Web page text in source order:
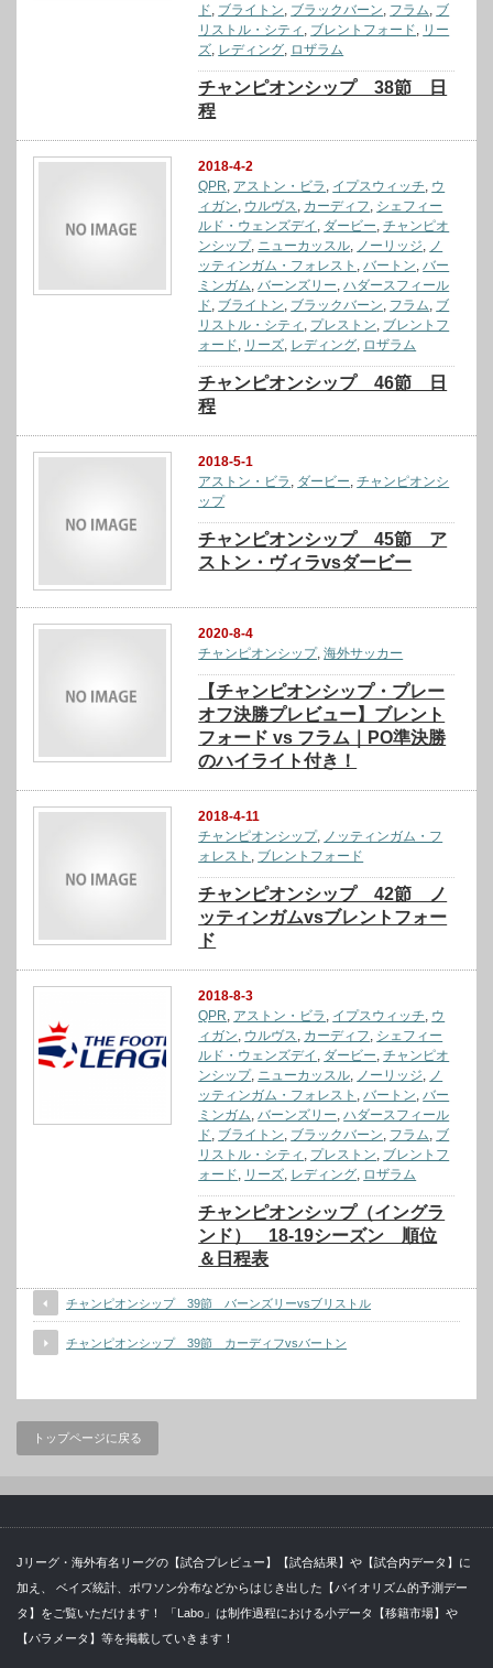
ド ブライトン ブラックバーン フラム ブ
リストル・シティ
ブレントフォード
リー
ズ レディング ロザラム
チャンピオンシップ 38節 日
程
2018-4-2
QPR アストン・ビラ イプスウィッチ ウ
ィガン ウルヴス カーディフ シェフィー
ルド・ウェンズデイ
ダービー ,チャンピオ
ンシップ, ニューカッスル ノーリッジ
ノ
ッティンガム・フォレスト
バートン バー
ミンガム バーンズリー ,ハダースフィール
ド ブライトン ブラックバーン フラム ブ
リストル・シティ
プレストン ブレントフ
ォード
リーズ レディング ロザラム
チャンピオンシップ 46節 日
程
2018-5-1
アストン・ビラ
ダービー ,チャンピオンシ
ップ
チャンピオンシップ 45節 ア
ストン・ヴィラvsダービー
2020-8-4
チャンピオンシップ,海外サッカー
【チャンピオンシップ・プレー
オフ決勝プレビュー】ブレント
フォード vs フラム｜PO準決勝
のハイライト付き！
2018-4-11
チャンピオンシップ, ノッティンガム・フ
ォレスト , ブレントフォード
チャンピオンシップ 42節 ノ
ッティンガムvsブレントフォー
ド
2018-8-3
QPR, アストン・ビラ , イプスウィッチ, ウ
ィガン, ウルヴス, カーディフ, シェフィー
ルド・ウェンズデイ , ダービー,チャンピオ
ンシップ, ニューカッスル, ノーリッジ, ノ
ッティンガム・フォレスト ,バートン,バー
ミンガム,バーンズリー,ハダースフィール
ド, ブライトン, ブラックバーン, フラム, ブ
リストル・シティ , プレストン, ブレントフ
ォード, リーズ, レディング, ロザラム
チャンピオンシップ（イングラ
ンド） 18-19シーズン 順位
＆日程表
チャンピオンシップ 39節 バーンズリーvsブリストル
チャンピオンシップ 39節 カーディフvsバートン
トップページに戻る
Jリーグ・海外有名リーグの【試合プレビュー】【試合結果】や【試合内データ】に
加え、 ベイズ統計、ポワソン分布などからはじき出した【バイオリズム的予測デー
タ】をご覧いただけます！ 「Labo」は制作過程における小データ【移籍市場】や
【パラメータ】等を掲載していきます！